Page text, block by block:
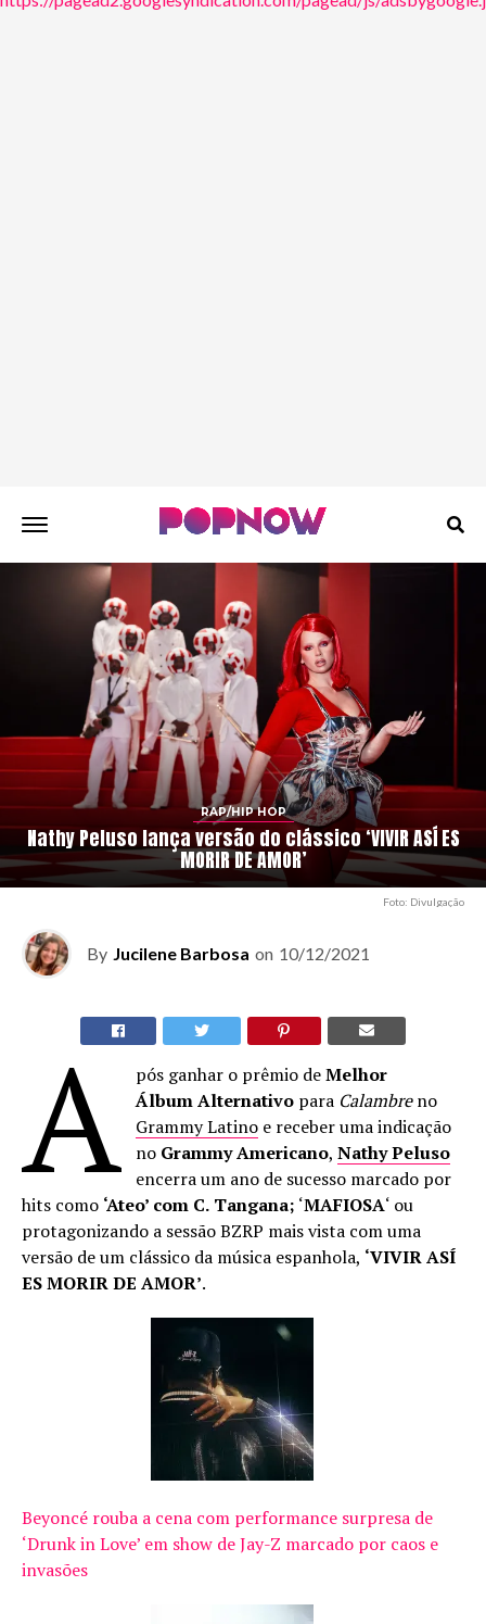
RAP/HIP HOP
Nathy Peluso lança versão do clássico ‘VIVIR ASÍ ES
MORIR DE AMOR’
Foto: Divulgação
By Jucilene Barbosa on 10/12/2021
A pós ganhar o prêmio deMelhor
Álbum Alternativo para Calambreno
Grammy Latino e receber uma indicação
no GrammyAmericano,Nathy Peluso
encerra um ano de sucesso marcado por
hits como ‘Ateo’ com C. Tangana; ‘MAFIOSA‘ ou
protagonizando a sessão BZRP mais vista com uma
versão de um clássico da música espanhola, ‘VIVIR ASÍ
ES MORIR DE AMOR’.
Beyoncé rouba a cena com performance surpresa de
‘Drunk in Love’ em show de Jay-Z marcado por caos e
invasões